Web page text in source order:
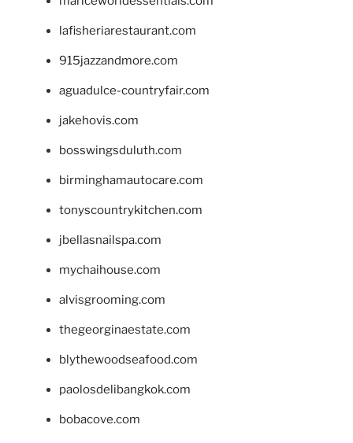
lafisheriarestaurant.com
915jazzandmore.com
aguadulce-countryfair.com
jakehovis.com
bosswingsduluth.com
birminghamautocare.com
tonyscountrykitchen.com
jbellasnailspa.com
mychaihouse.com
alvisgrooming.com
thegeorginaestate.com
blythewoodseafood.com
paolosdelibangkok.com
bobacove.com